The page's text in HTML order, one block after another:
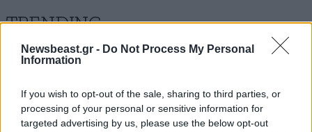
Newsbeast.gr - Do Not Process My Personal
Information
If you wish to opt-out of the sale, sharing to third parties, or
processing of your personal or sensitive information for
targeted advertising by us, please use the below opt-out
TRENDING